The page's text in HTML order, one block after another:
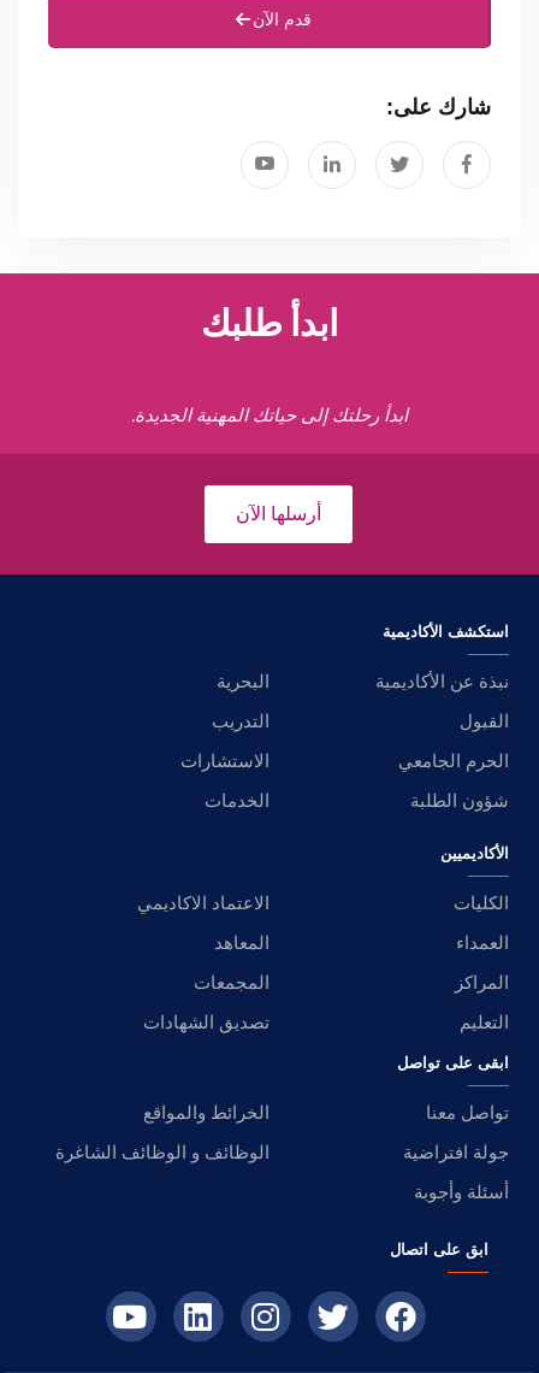
قدم الآن
شارك على:
ابدأ طلبك
ابدأ رحلتك إلى حياتك المهنية الجديدة.
أرسلها الآن
استكشف الأكاديمية
نبذة عن الأكاديمية
البحرية
القبول
التدريب
الحرم الجامعي
الاستشارات
شؤون الطلبة
الخدمات
الأكاديميين
الكليات
الاعتماد الاكاديمي
العمداء
المعاهد
المراكز
المجمعات
التعليم
تصديق الشهادات
ابقى على تواصل
تواصل معنا
الخرائط والمواقع
جولة افتراضية
الوظائف و الوظائف الشاغرة
أسئلة وأجوبة
ابق على اتصال